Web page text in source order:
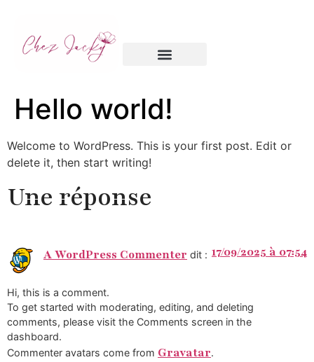
Hello world!
Welcome to WordPress. This is your first post. Edit or
delete it, then start writing!
Une réponse
A WordPress Commenter dit : 17/09/2025 à 07:54
Hi, this is a comment.
To get started with moderating, editing, and deleting
comments, please visit the Comments screen in the
dashboard.
Commenter avatars come from Gravatar.